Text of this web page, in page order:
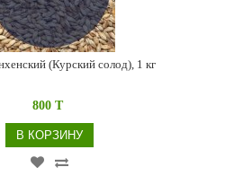
(Курский солод), 1 кг
800 T
В КОРЗИНУ